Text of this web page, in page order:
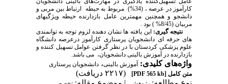
کارآموز در عرصه ، (34%) مربوط به حیطه ارتباط بین مربی و
دانشجو و همچنین مهمترین عامل بازدارنده حیطه ویژگیهای
مربیان (8/45% ) بود
نتیجه گیری: این یافته ها نشان دهنده لزوم توجه به توانمندی
های حرفه ای دانشجویان پرستاری کارآموز درعرصه دانشگاه
علوم پزشکی کردستان با در نظر گرفتن عوامل تسهیل کننده و
بازدارنده در آموزش بالینی دانشجویان، می باشد.
واژه‌های کلیدی:آموزش بالینی، دانشجویان پرستاری
متن کامل [PDF 565 kb]
(۲۲۱۷ دریافت)